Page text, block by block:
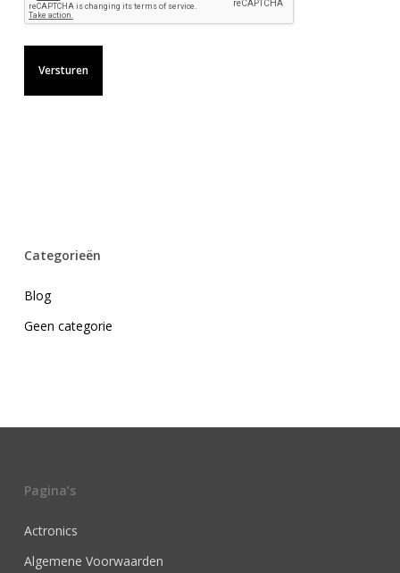
Categorieën
Blog
Geen categorie
Pagina’s
Actronics
Algemene Voorwaarden